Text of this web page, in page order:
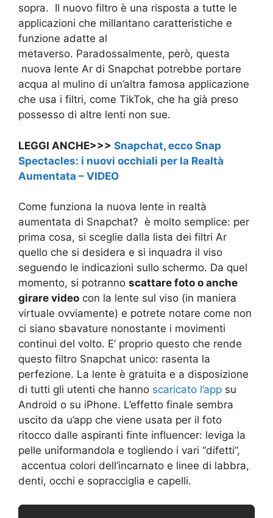
sopra. Il nuovo filtro è una risposta a tutte le
applicazioni che millantano caratteristiche e
funzione adatte al
metaverso. Paradossalmente, però, questa
nuova lente Ar di Snapchat potrebbe portare
acqua al mulino di un’altra famosa applicazione
che usa i filtri, come TikTok, che ha già preso
possesso di altre lenti non sue.
LEGGI ANCHE>>> Snapchat, ecco Snap
Spectacles: i nuovi occhiali per la Realtà
Aumentata – VIDEO
Come funziona la nuova lente in realtà
aumentata di Snapchat? è molto semplice: per
prima cosa, si sceglie dalla lista dei filtri Ar
quello che si desidera e si inquadra il viso
seguendo le indicazioni sullo schermo. Da quel
momento, si potranno scattare foto o anche
girare video con la lente sul viso (in maniera
virtuale ovviamente) e potrete notare come non
ci siano sbavature nonostante i movimenti
continui del volto. E’ proprio questo che rende
questo filtro Snapchat unico: rasenta la
perfezione. La lente è gratuita e a disposizione
di tutti gli utenti che hanno scaricato l’app su
Android o su iPhone. L’effetto finale sembra
uscito da u’app che viene usata per il foto
ritocco dalle aspiranti finte influencer: leviga la
pelle uniformandola e togliendo i vari “difetti”,
accentua colori dell’incarnato e linee di labbra,
denti, occhi e sopracciglia e capelli.